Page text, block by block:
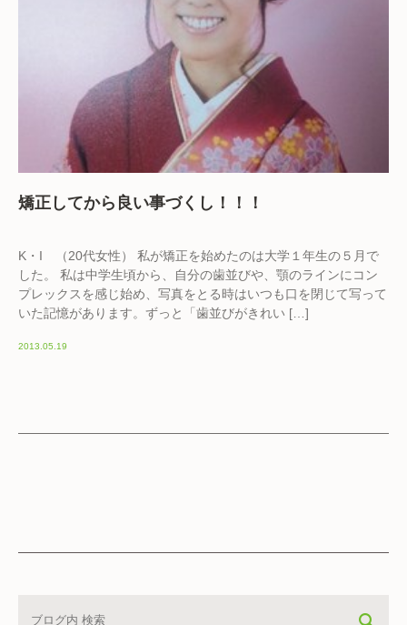
矯正してから良い事づくし！！！
K・I （20代女性） 私が矯正を始めたのは大学１年生の５月で
した。 私は中学生頃から、自分の歯並びや、顎のラインにコン
プレックスを感じ始め、写真をとる時はいつも口を閉じて写って
いた記憶があります。ずっと「歯並びがきれい […]
2013.05.19